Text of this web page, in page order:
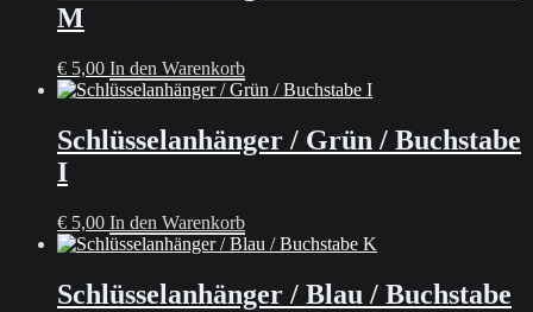
M
€ 5,00 In den Warenkorb
Schlüsselanhänger / Grün / Buchstabe
I
€ 5,00 In den Warenkorb
Schlüsselanhänger / Blau / Buchstabe